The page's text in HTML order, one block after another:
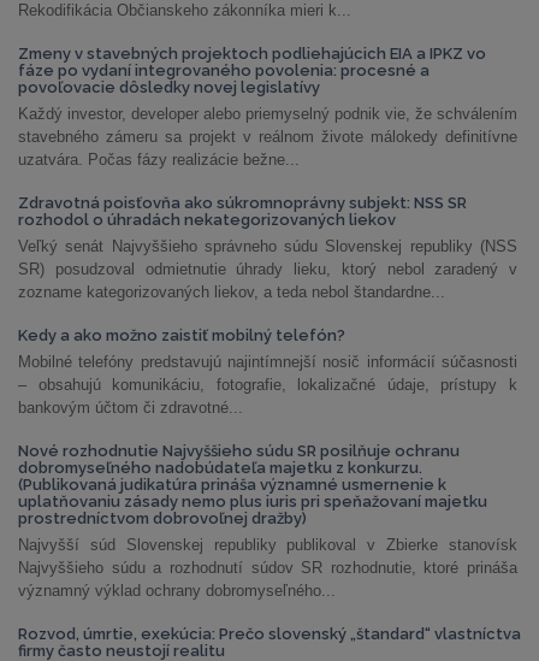
Rekodifikácia Občianskeho zákonníka mieri k...
Zmeny v stavebných projektoch podliehajúcich EIA a IPKZ vo
fáze po vydaní integrovaného povolenia: procesné a
povoľovacie dôsledky novej legislatívy
Každý investor, developer alebo priemyselný podnik vie, že schválením
stavebného zámeru sa projekt v reálnom živote málokedy definitívne
uzatvára. Počas fázy realizácie bežne...
Zdravotná poisťovňa ako súkromnoprávny subjekt: NSS SR
rozhodol o úhradách nekategorizovaných liekov
Veľký senát Najvyššieho správneho súdu Slovenskej republiky (NSS
SR) posudzoval odmietnutie úhrady lieku, ktorý nebol zaradený v
zozname kategorizovaných liekov, a teda nebol štandardne...
Kedy a ako možno zaistiť mobilný telefón?
Mobilné telefóny predstavujú najintímnejší nosič informácií súčasnosti
– obsahujú komunikáciu, fotografie, lokalizačné údaje, prístupy k
bankovým účtom či zdravotné...
Nové rozhodnutie Najvyššieho súdu SR posilňuje ochranu
dobromyseľného nadobúdateľa majetku z konkurzu.
(Publikovaná judikatúra prináša významné usmernenie k
uplatňovaniu zásady nemo plus iuris pri speňažovaní majetku
prostredníctvom dobrovoľnej dražby)
Najvyšší súd Slovenskej republiky publikoval v Zbierke stanovísk
Najvyššieho súdu a rozhodnutí súdov SR rozhodnutie, ktoré prináša
významný výklad ochrany dobromyseľného...
Rozvod, úmrtie, exekúcia: Prečo slovenský „štandard“ vlastníctva
firmy často neustojí realitu